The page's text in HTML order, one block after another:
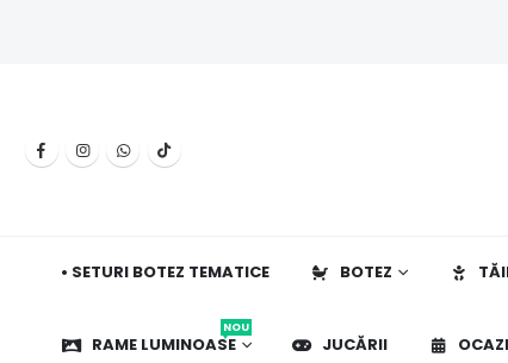
• SETURI BOTEZ TEMATICE BOTEZ
RAME LUMINOASE
NOU
JUCĂRII